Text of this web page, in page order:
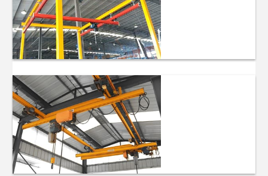
เครนในสถานี
งานอิสระ